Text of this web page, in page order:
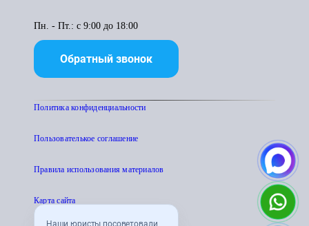
Наши юристы посоветовали
Пн. - Пт.: с 9:00 до 18:00
Обратный звонок
Политика конфиденциальности
Пользователькое соглашение
Правила использования материалов
Карта сайта